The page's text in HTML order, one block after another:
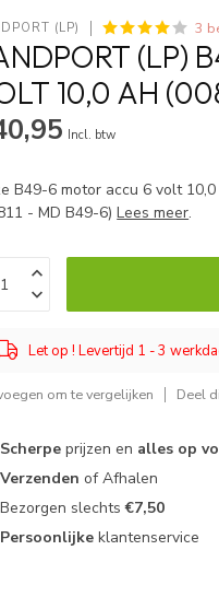
(LP) 3
(LP)
10,0 AH
Incl. btw
B49-6 motor accu 6 volt
- MD B49-6)Lees meer.
Let op ! Levertijd 1 - 3
om te vergelijken Deel
Scherpe prijzen en alles op
Verzenden of Afhalen
Bezorgen slechts€7,50
Persoonlijke klantenservice